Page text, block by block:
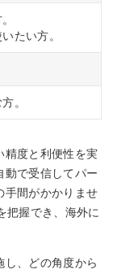
たい方。
。
精度と利便性を実
動で受信してパー
手間がかかりませ
把握でき、海外に
し、どの角度から